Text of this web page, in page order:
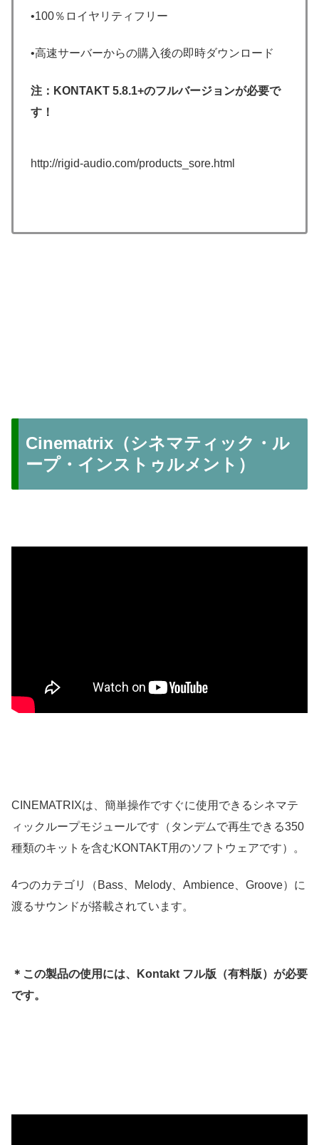
•100％ロイヤリティフリー
•高速サーバーからの購入後の即時ダウンロード
注：KONTAKT 5.8.1+のフルバージョンが必要で
す！
http://rigid-audio.com/products_sore.html
Cinematrix（シネマティック・ル
ープ・インストゥルメント）
CINEMATRIXは、簡単操作ですぐに使用できるシネマテ
ィックループモジュールです（タンデムで再生できる350
種類のキットを含むKONTAKT用のソフトウェアです）。
4つのカテゴリ（Bass、Melody、Ambience、Groove）に
渡るサウンドが搭載されています。
＊この製品の使用には、Kontakt フル版（有料版）が必要
です。